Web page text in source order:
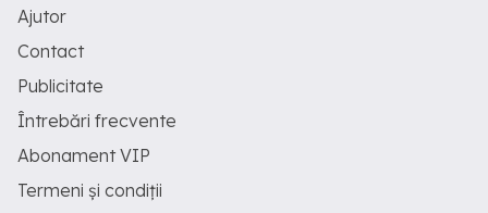
Ajutor
Contact
Publicitate
Întrebări frecvente
Abonament VIP
Termeni și condiții